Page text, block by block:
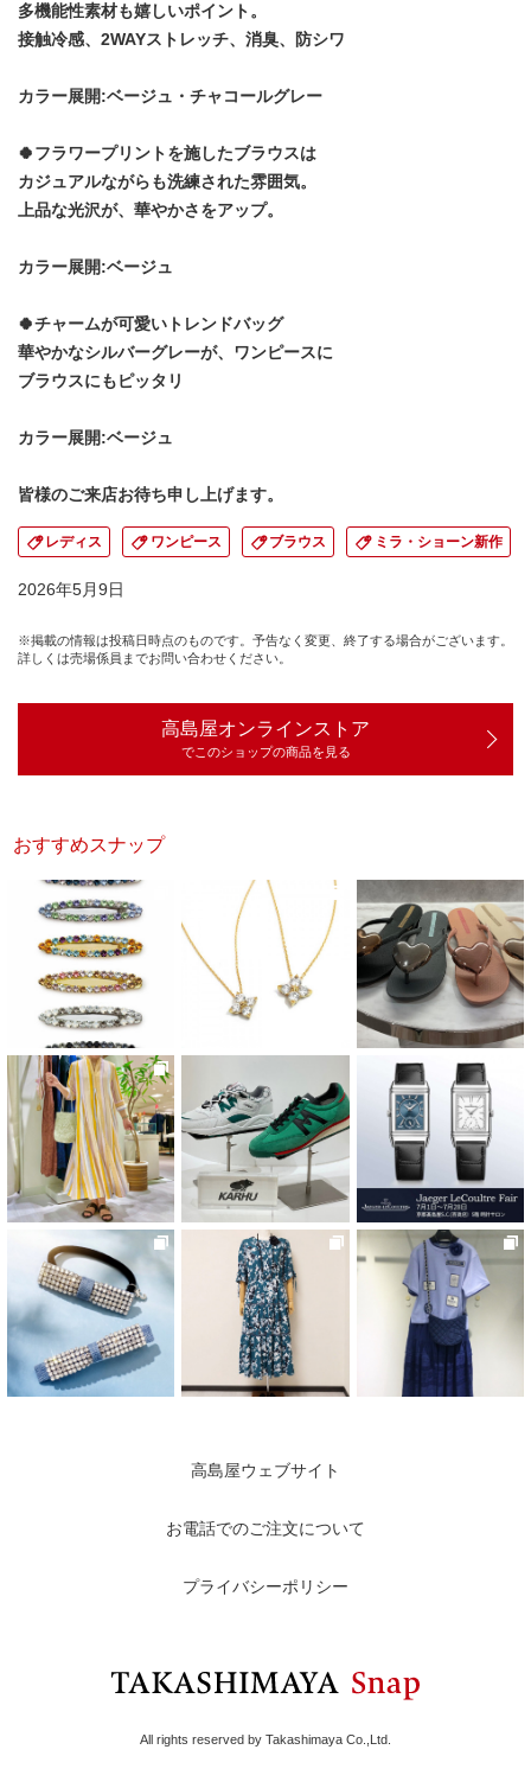
多機能性素材も嬉しいポイント。
接触冷感、2WAYストレッチ、消臭、防シワ
カラー展開:ベージュ・チャコールグレー
🍀フラワープリントを施したブラウスは
カジュアルながらも洗練された雰囲気。
上品な光沢が、華やかさをアップ。
カラー展開:ベージュ
🍀チャームが可愛いトレンドバッグ
華やかなシルバーグレーが、ワンピースに
ブラウスにもピッタリ
カラー展開:ベージュ
皆様のご来店お待ち申し上げます。
レディス ワンピース ブラウス ミラ・ショーン新作
2026年5月9日
※掲載の情報は投稿日時点のものです。予告なく変更、終了する場合がございます。
詳しくは売場係員までお問い合わせください。
高島屋オンラインストア
でこのショップの商品を見る
おすすめスナップ
高島屋ウェブサイト
お電話でのご注文について
プライバシーポリシー
All rights reserved by Takashimaya Co.,Ltd.